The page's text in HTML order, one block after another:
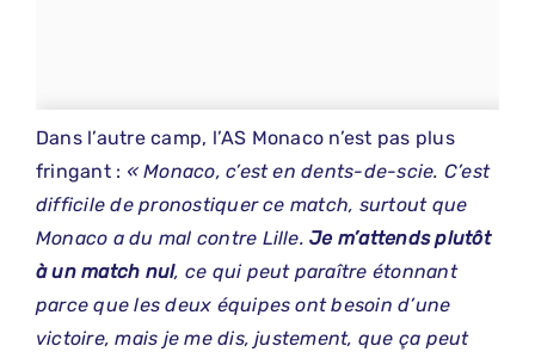
Dans l’autre camp, l’AS Monaco n’est pas plus
fringant : « Monaco, c’est en dents-de-scie. C’est
difficile de pronostiquer ce match, surtout que
Monaco a du mal contre Lille.Je m’attends plutôt
à un match nul, ce qui peut paraître étonnant
parce que les deux équipes ont besoin d’une
victoire, mais je me dis, justement, que ça peut